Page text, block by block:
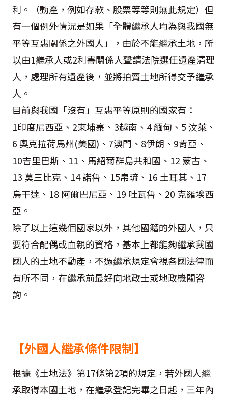
利。（動產，例如存款、股票等等則無此規定）但
有一個例外情況是如果「全體繼承人均為與我國無
平等互惠關係之外國人」，由於不能繼承土地，所
以由1繼承人或2利害關係人聲請法院選任遺產清理
人，處理所有遺產後，並將拍賣土地所得交予繼承
人。
目前與我國「沒有」互惠平等原則的國家有：
1印度尼西亞、2柬埔寨、3越南、4 緬甸、5 汶萊、
6 奧克拉荷馬州(美國)、7澳門、8伊朗、9肯亞、
10吉里巴斯、11、馬紹爾群島共和國、12 蒙古、
13 莫三比克、14 諾魯、15帛琉、16 土耳其、17
烏干達、18 阿爾巴尼亞、19 吐瓦魯、20 克羅埃西
亞。
除了以上這幾個國家以外，其他國籍的外國人，只
要符合配偶或血親的資格，基本上都能夠繼承我國
國人的土地不動產，不過繼承規定會視各國法律而
有所不同，在繼承前最好向地政士或地政機關咨
詢。
【外國人繼承條件限制】
根據《土地法》第17條第2項的規定，若外國人繼
承取得本國土地，在繼承登記完畢之日起，三年內